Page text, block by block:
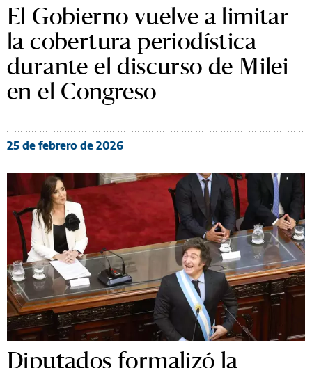
El Gobierno vuelve a limitar
la cobertura periodística
durante el discurso de Milei
en el Congreso
25 de febrero de 2026
Diputados formalizó la